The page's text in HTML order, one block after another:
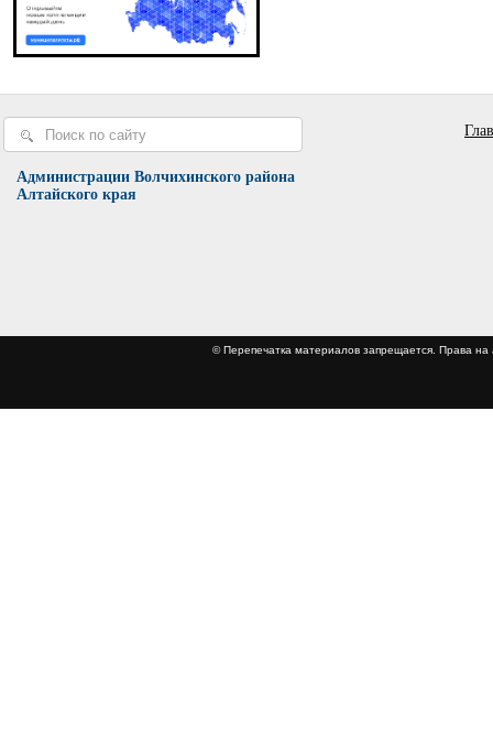
Администрации Волчихинского района
Алтайского края
© Перепечатка материалов запрещается.